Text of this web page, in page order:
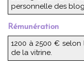
personnelle des
Rémunération
1200 à 2500 € selon la taille de l’entreprise et la visibilité
de la vitrine.